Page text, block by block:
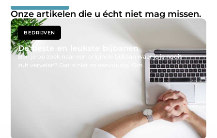
Onze artikelen die u écht niet mag missen.
BEDRIJVEN
De beste en leukste bijbanen
Ben je op zoek naar een originele bijbaan waar je je nooit
zult vervelen? Dat is niet zo eenvoudig. Om